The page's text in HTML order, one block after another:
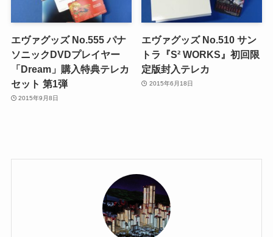
エヴァグッズ No.555 パナ
ソニックDVDプレイヤー
「Dream」購入特典テレカ
セット 第1弾
2015年9月8日
エヴァグッズ No.510 サン
トラ『S² WORKS』初回限
定版封入テレカ
2015年6月18日